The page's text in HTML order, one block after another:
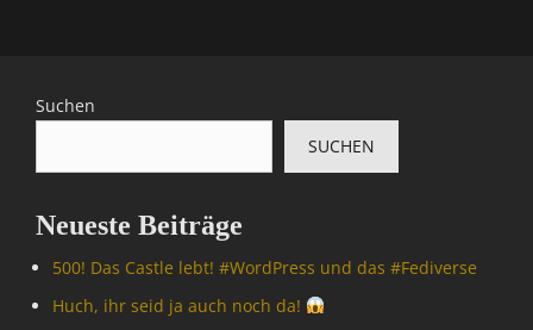
Suchen
SUCHEN
Neueste Beiträge
500! Das Castle lebt! #WordPress und das #Fediverse
Huch, ihr seid ja auch noch da!